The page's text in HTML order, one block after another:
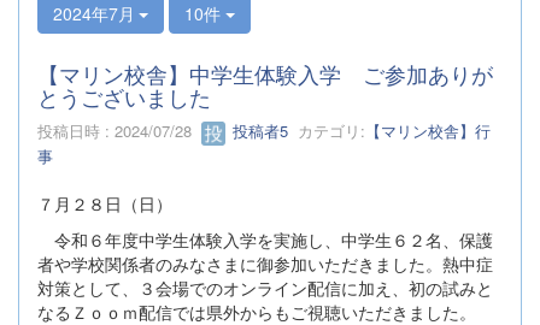
2024年7月 10件
【マリン校舎】中学生体験入学 ご参加ありが
とうございました
投稿日時 : 2024/07/28 投稿者5 カテゴリ: 【マリン校舎】行
事
７月２８日（日）
令和６年度中学生体験入学を実施し、中学生６２名、保護
者や学校関係者のみなさまに御参加いただきました。熱中症
対策として、３会場でのオンライン配信に加え、初の試みと
なるＺｏｏｍ配信では県外からもご視聴いただきました。